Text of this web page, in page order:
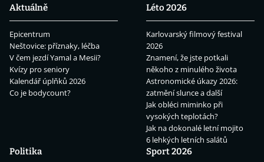
Aktuálně
Epicentrum
Neštovice: příznaky, léčba
V čem jezdí Yamal a Mesii?
Kvízy pro seniory
Kalendář úplňků 2026
Co je bodycount?
Léto 2026
Karlovarský filmový festival
2026
Znamení, že jste potkali
někoho z minulého života
Astronomické úkazy 2026:
zatmění slunce a další
Jak obléci miminko při
vysokých teplotách?
Jak na dokonalé letní mojito
6 lehkých letních salátů
Politika
Sport 2026